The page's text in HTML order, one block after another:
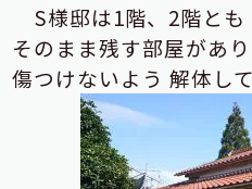
S様邸は1階、2階とも
そのまま残す部屋があり
傷つけないよう 解体し